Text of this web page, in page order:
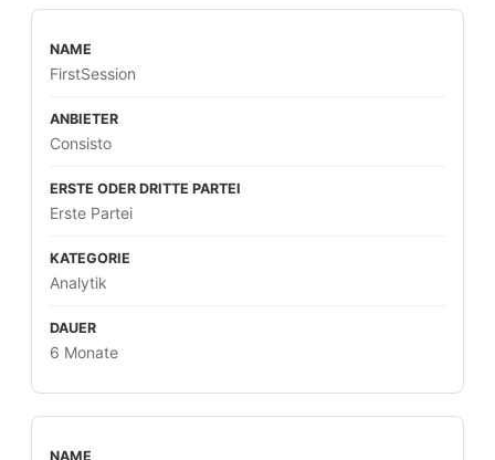
FirstSession
Consisto
Erste Partei
Analytik
6 Monate